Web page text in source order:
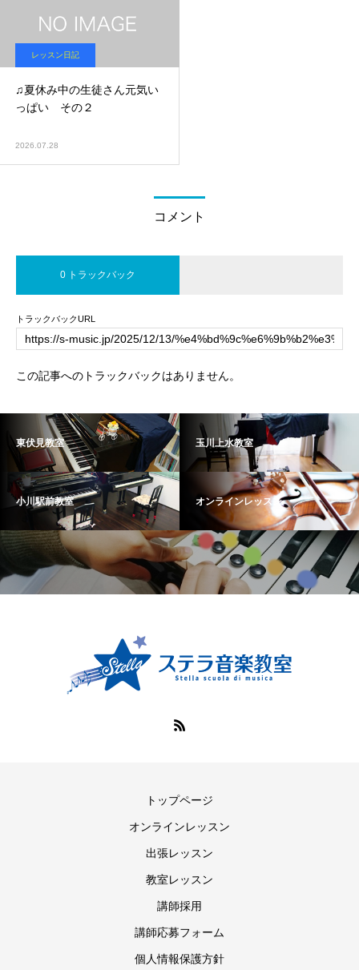
レッスン日記
♫夏休み中の生徒さん元気い
っぱい その２
2026.07.28
コメント
0 トラックバック
トラックバックURL
この記事へのトラックバックはありません。
東伏見教室 玉川上水教室
小川駅前教室 オンラインレッスン
トップページ
オンラインレッスン
出張レッスン
教室レッスン
講師採用
講師応募フォーム
個人情報保護方針